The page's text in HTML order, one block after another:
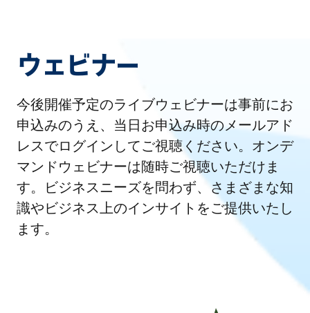
ウェビナー
今後開催予定のライブウェビナーは事前にお
申込みのうえ、当日お申込み時のメールアド
レスでログインしてご視聴ください。オンデ
マンドウェビナーは随時ご視聴いただけま
す。ビジネスニーズを問わず、さまざまな知
識やビジネス上のインサイトをご提供いたし
ます。